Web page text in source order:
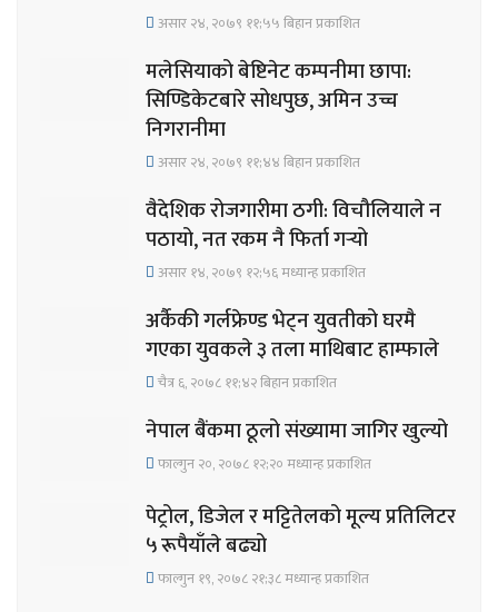
असार २४, २०७९ ११;५५ बिहान प्रकाशित
मलेसियाको बेष्टिनेट कम्पनीमा छापा:
सिण्डिकेटबारे सोधपुछ, अमिन उच्च
निगरानीमा
असार २४, २०७९ ११;४४ बिहान प्रकाशित
वैदेशिक रोजगारीमा ठगी: विचौलियाले न
पठायो, नत रकम नै फिर्ता गर्‍यो
असार १४, २०७९ १२;५६ मध्यान्ह प्रकाशित
अर्कैकी गर्लफ्रेण्ड भेट्न युवतीको घरमै
गएका युवकले ३ तला माथिबाट हाम्फाले
चैत्र ६, २०७८ ११;४२ बिहान प्रकाशित
नेपाल बैंकमा ठूलो संख्यामा जागिर खुल्यो
फाल्गुन २०, २०७८ १२;२० मध्यान्ह प्रकाशित
पेट्रोल, डिजेल र मट्टितेलको मूल्य प्रतिलिटर
५ रूपैयाँले बढ्यो
फाल्गुन १९, २०७८ २१;३८ मध्यान्ह प्रकाशित